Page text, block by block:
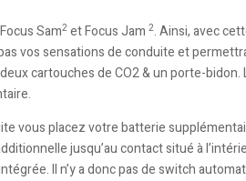
Sam2 et Focus Jam 2. Ainsi, avec
vos sensations de conduite et
cartouches de CO2 & un porte-
vous placez votre batterie
jusqu’au contact situé à
Il n’y a donc pas de switch